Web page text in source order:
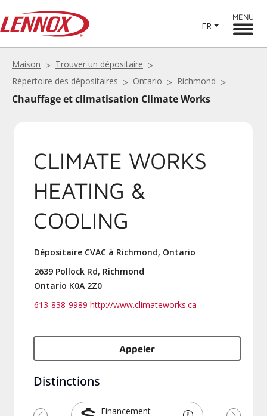
FR
MENU
Maison
Trouver un dépositaire
Répertoire des dépositaires
Ontario Richmond
Chauffage et climatisation Climate Works
CLIMATE WORKS
HEATING &
COOLING
Dépositaire CVAC à Richmond, Ontario
2639 Pollock Rd, Richmond
Ontario K0A 2Z0
613-838-9989 http://www.climateworks.ca
Appeler
Distinctions
Financement